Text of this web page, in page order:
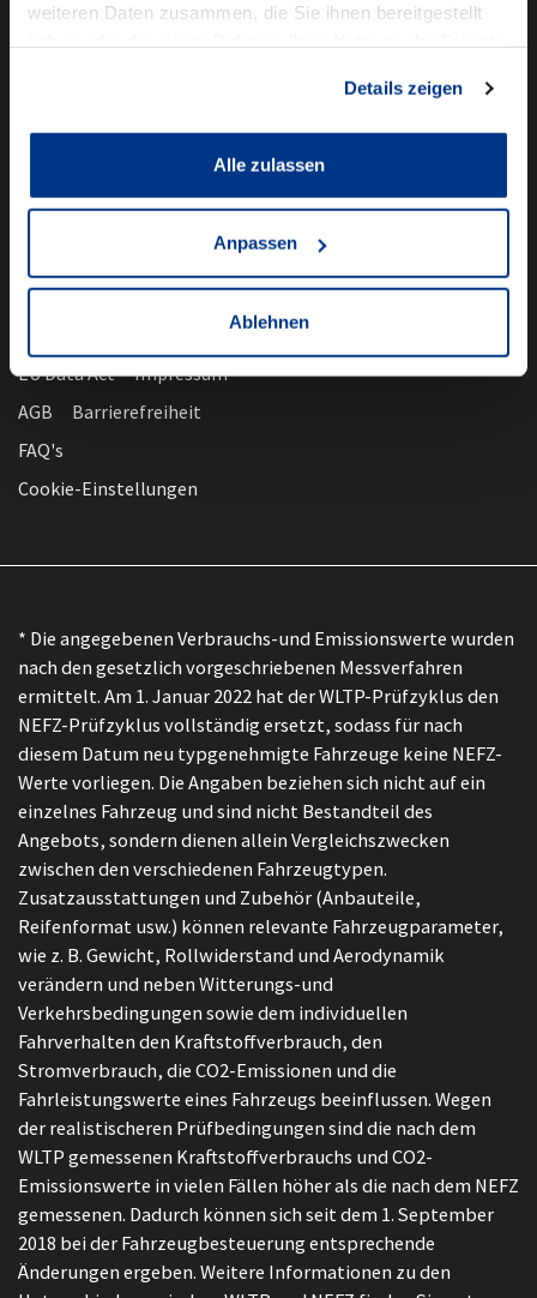
weiteren Daten zusammen, die Sie ihnen bereitgestellt
Details zeigen
Alle zulassen
Anpassen
Ablehnen
Autowelt Schmidt
News & Events
Ausbildung
EU Data Act
Impressum
AGB
Barrierefreiheit
FAQ's
Cookie-Einstellungen
* Die angegebenen Verbrauchs-und Emissionswerte wurden
nach den gesetzlich vorgeschriebenen Messverfahren
ermittelt. Am 1. Januar 2022 hat der WLTP-Prüfzyklus den
NEFZ-Prüfzyklus vollständig ersetzt, sodass für nach
diesem Datum neu typgenehmigte Fahrzeuge keine NEFZ-
Werte vorliegen. Die Angaben beziehen sich nicht auf ein
einzelnes Fahrzeug und sind nicht Bestandteil des
Angebots, sondern dienen allein Vergleichszwecken
zwischen den verschiedenen Fahrzeugtypen.
Zusatzausstattungen und Zubehör (Anbauteile,
Reifenformat usw.) können relevante Fahrzeugparameter,
wie z. B. Gewicht, Rollwiderstand und Aerodynamik
verändern und neben Witterungs-und
Verkehrsbedingungen sowie dem individuellen
Fahrverhalten den Kraftstoffverbrauch, den
Stromverbrauch, die CO2-Emissionen und die
Fahrleistungswerte eines Fahrzeugs beeinflussen. Wegen
der realistischeren Prüfbedingungen sind die nach dem
WLTP gemessenen Kraftstoffverbrauchs und CO2-
Emissionswerte in vielen Fällen höher als die nach dem NEFZ
gemessenen. Dadurch können sich seit dem 1. September
2018 bei der Fahrzeugbesteuerung entsprechende
Änderungen ergeben. Weitere Informationen zu den